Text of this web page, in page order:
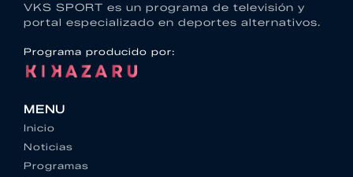
VKS SPORT es un programa de televisión y
portal especializado en deportes alternativos.
Programa producido por:
MENU
Inicio
Noticias
Programas